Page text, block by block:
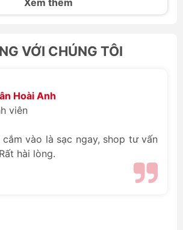
thách lớn. Để giải quyết vấn đề
được săn đón hàng đầu. Trong
vị cứu tinh nhờ khả năng làm mát
rảnh tay, thổi luồng gió trực tiếp
vào cơ thể dưới lớp áo quần mà
chúng ta sẽ cùng đặt lên bàn cân
so sánh quạt đeo hông Jisulife và
Aecooly với ba đại diện tiêu biểu
đang làm mưa làm gió tại hệ
VỚI CHÚNG TÔI
Hoài Anh
viên
vào là sạc ngay, shop tư vấn
hài lòng.